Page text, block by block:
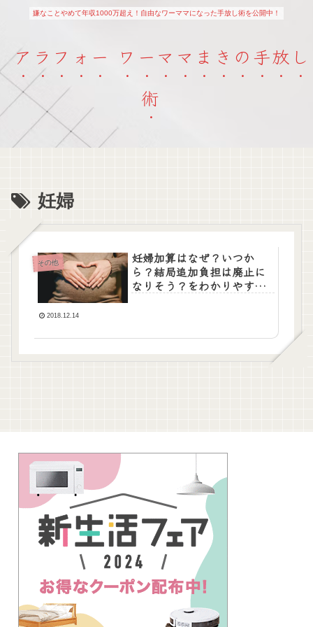
嫌なことやめて年収1000万超え！自由なワーママになった手放し術を公開中！
アラフォー ワーママまきの手放し
術
妊婦
その他
妊婦加算はなぜ？いつか
ら？結局追加負担は廃止に
なりそう？をわかりやすく
2018.12.14